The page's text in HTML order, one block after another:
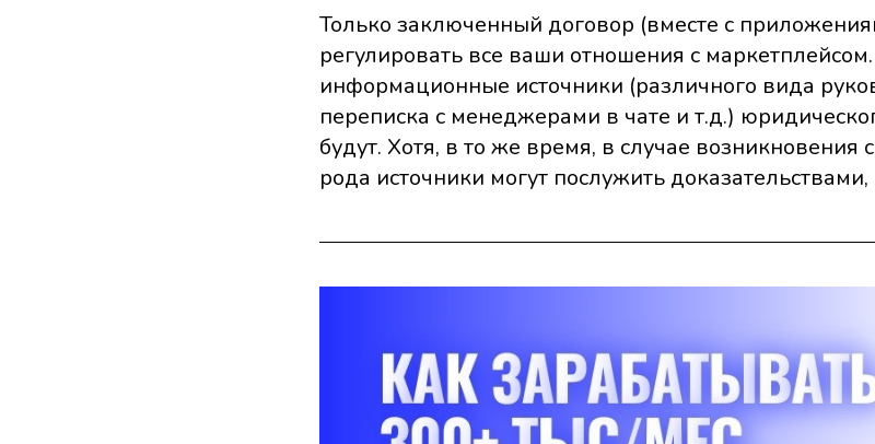
Только заключенный договор (вместе с
регулировать все ваши отношения с
информационные источники (различного вида
переписка с менеджерами в чате и т.д.)
будут. Хотя, в то же время, в случае возникновения
рода источники могут послужить